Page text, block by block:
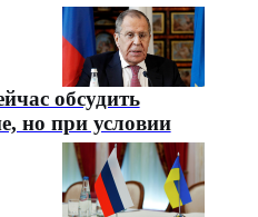
обсудить
но при условии